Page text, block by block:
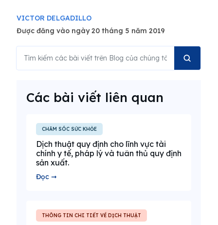
VICTOR DELGADILLO
Được đăng vào ngày 20 tháng 5 năm 2019
Các bài viết liên quan
CHĂM SÓC SỨC KHỎE
Dịch thuật quy định cho lĩnh vực tài
chính y tế, pháp lý và tuân thủ quy định
sản xuất.
Đọc ➞
THÔNG TIN CHI TIẾT VỀ DỊCH THUẬT